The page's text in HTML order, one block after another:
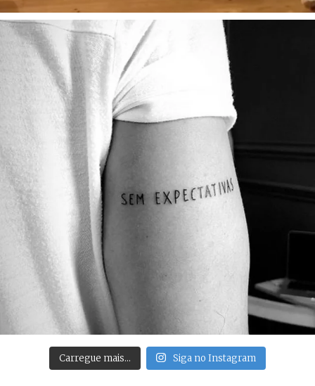
Carregue mais… Siga no Instagram